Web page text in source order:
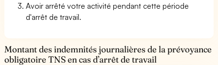
Avoir arrêté votre activité pendant cette période
d'arrêt de travail.
Montant des indemnités journalières de la prévoyance
obligatoire TNS en cas d’arrêt de travail